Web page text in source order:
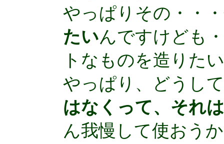
やっぱりその・・
たいんですけども
トなものを造りた
やっぱり、どうし
はなくって、それ
ん我慢して使おう